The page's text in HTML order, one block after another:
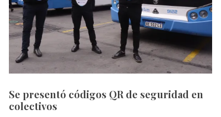
Se presentó códigos QR de seguridad en
colectivos